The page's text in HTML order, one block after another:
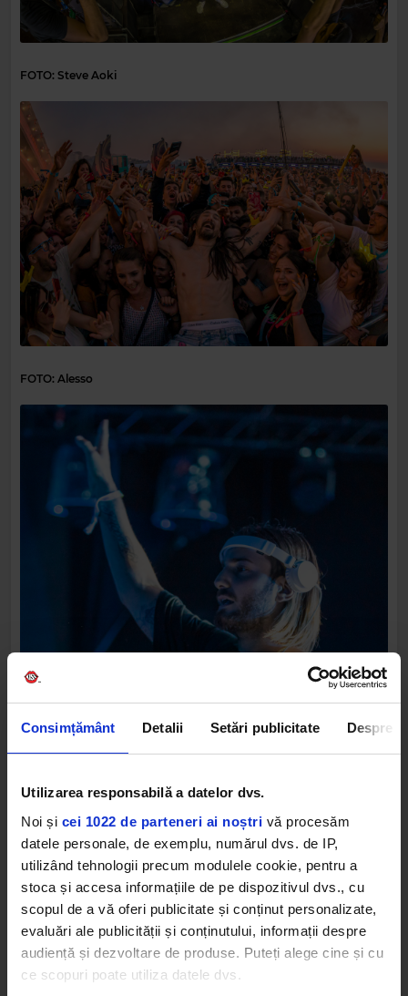
Consimțământ Detalii Setări publicitate Despre
Utilizarea responsabilă a datelor dvs.
Noi și cei 1022 de parteneri ai noștri vă procesăm
datele personale, de exemplu, numărul dvs. de IP,
utilizând tehnologii precum modulele cookie, pentru a
stoca și accesa informațiile de pe dispozitivul dvs., cu
scopul de a vă oferi publicitate și conținut personalizate,
evaluări ale publicității și conținutului, informații despre
audiență și dezvoltare de produse. Puteți alege cine și cu
ce scopuri poate utiliza datele dvs.
FOTO: Steve Aoki
FOTO: Alesso
La categoria “Duo”,Matan KadoshșiAviram
Saharaimembrii proiectului Vini Vici ocupă locul
1cu un număr de 22 de festivaluri, iar Amelie Lens
domină la categoria dedicată artiștilor Techno,
fiind urmată de Reinier Zonneveld, Nina Kraviz și